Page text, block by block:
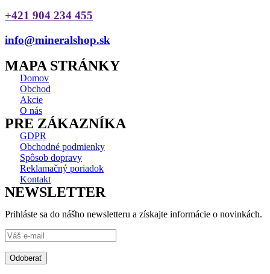
+421 904 234 455
info@mineralshop.sk
MAPA STRÁNKY
Domov
Obchod
Akcie
O nás
PRE ZÁKAZNÍKA
GDPR
Obchodné podmienky
Spôsob dopravy
Reklamačný poriadok
Kontakt
NEWSLETTER
Prihláste sa do nášho newsletteru a získajte informácie o novinkách.
Odoberať